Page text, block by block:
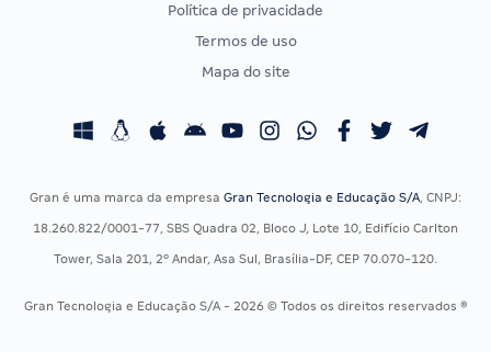
CONCURSOS POR PROFISSÃO
Concursos Fiscais
Residência Multiprofissional
EXAME DE ORDEM
Calendário OAB
Política de privacidade
Termos de uso
Mapa do site
Gran é uma marca da empresa Gran Tecnologia e Educação S/A, CNPJ:
18.260.822/0001-77, SBS Quadra 02, Bloco J, Lote 10, Edifício Carlton
Tower, Sala 201, 2º Andar, Asa Sul, Brasília-DF, CEP 70.070-120.
Gran Tecnologia e Educação S/A - 2026 © Todos os direitos reservados ®